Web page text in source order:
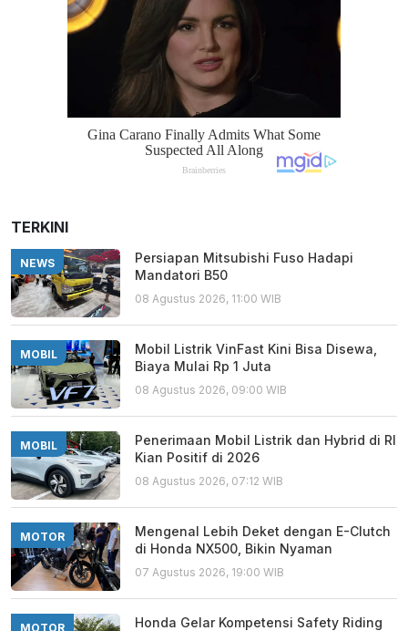
TERKINI
NEWS
Persiapan Mitsubishi Fuso Hadapi
Mandatori B50
08 Agustus 2026, 11:00 WIB
MOBIL
Mobil Listrik VinFast Kini Bisa Disewa,
Biaya Mulai Rp 1 Juta
08 Agustus 2026, 09:00 WIB
MOBIL
Penerimaan Mobil Listrik dan Hybrid di RI
Kian Positif di 2026
08 Agustus 2026, 07:12 WIB
MOTOR
Mengenal Lebih Deket dengan E-Clutch
di Honda NX500, Bikin Nyaman
07 Agustus 2026, 19:00 WIB
MOTOR
Honda Gelar Kompetensi Safety Riding